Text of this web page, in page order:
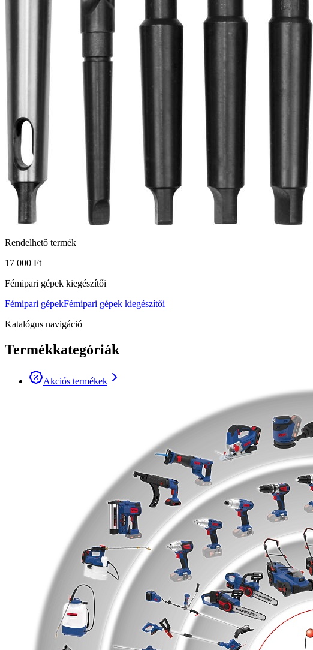
Rendelhető termék
17 000 Ft
Fémipari gépek kiegészítői
Fémipari gépekFémipari gépek kiegészítői
Katalógus navigáció
Termékkategóriák
Akciós termékek